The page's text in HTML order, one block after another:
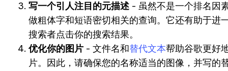
写一个引人注目的元描述- 虽然不是一个排名因
做粗体字和短语密切相关的查询。它还有助于进
搜索者点击你的搜索结果。
优化你的图片 - 文件名和替代文本帮助谷歌更好
片。因此，请确保您的名称适当的图像，并写的